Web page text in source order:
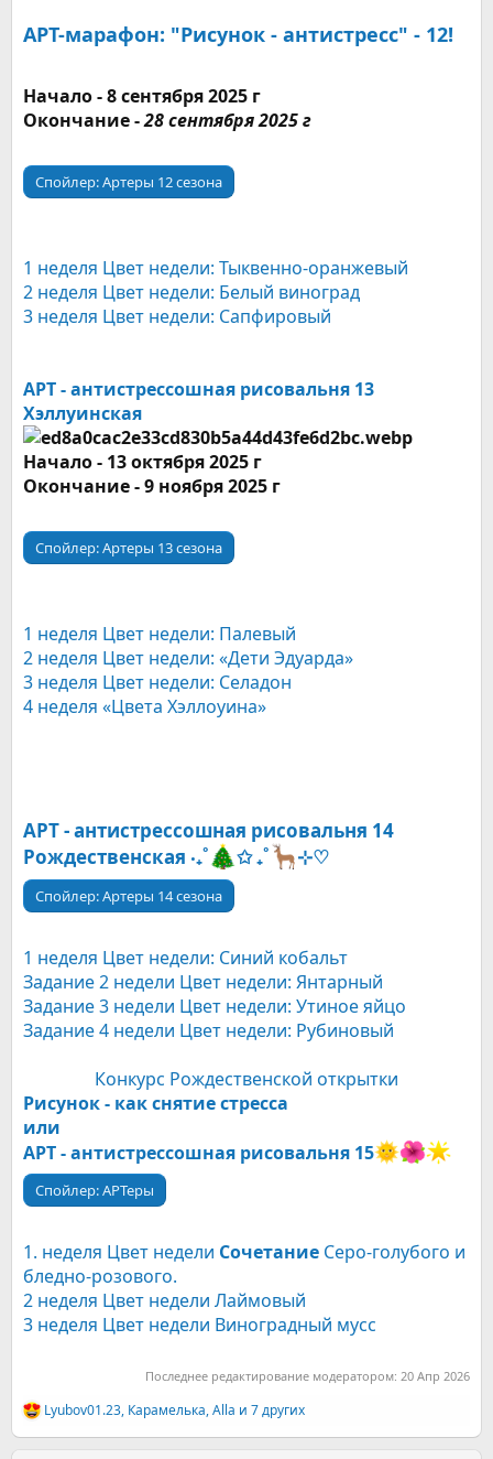
АРТ-марафон: "Рисунок - антистресс" - 12!
Начало - 8 сентября 2025 г
Окончание -28 сентября 2025 г
Спойлер:Артеры 12 сезона
1 неделя Цвет недели: Тыквенно-оранжевый
2 неделя Цвет недели: Белый виноград
3 неделя Цвет недели: Сапфировый
АРТ - антистрессошная рисовальня 13
Хэллуинская
Начало - 13 октября 2025 г
Окончание - 9 ноября 2025 г
Спойлер:Артеры 13 сезона
1 неделя Цвет недели: Палевый
2 неделя Цвет недели: «Дети Эдуарда»
3 неделя Цвет недели: Селадон
4 неделя «Цвета Хэллоуина»
АРТ - антистрессошная рисовальня 14
Рождественская ‧₊˚
✩ ₊˚ ⊹♡
Спойлер:Артеры 14 сезона
1 неделя Цвет недели: Синий кобальт
Задание 2 недели Цвет недели: Янтарный
Задание 3 недели Цвет недели: Утиное яйцо
Задание 4 недели Цвет недели: Рубиновый
Конкурс Рождественской открытки
Рисунок - как снятие стресса
или
АРТ - антистрессошная рисовальня 15
Спойлер:АРТеры
1. неделя Цвет недели Сочетание Серо-голубого и
бледно-розового.
2 неделя Цвет недели Лаймовый
3 неделя Цвет недели Виноградный мусс
Последнее редактирование модератором: 20 Апр 2026
Р
е
Lyubov01.23, Карамелькa,Allа и 7 других